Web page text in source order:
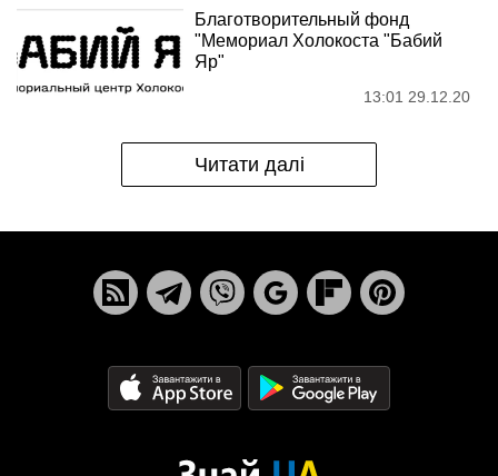
Благотворительный фонд
"Мемориал Холокоста "Бабий
Яр"
13:01 29.12.20
Читати далі